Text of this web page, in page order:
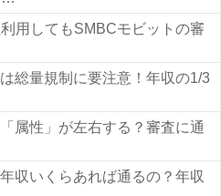
用してもSMBCモビットの審
総量規制に要注意！年収の1/3
属性」が左右する？審査に通
収いくらあれば通るの？年収